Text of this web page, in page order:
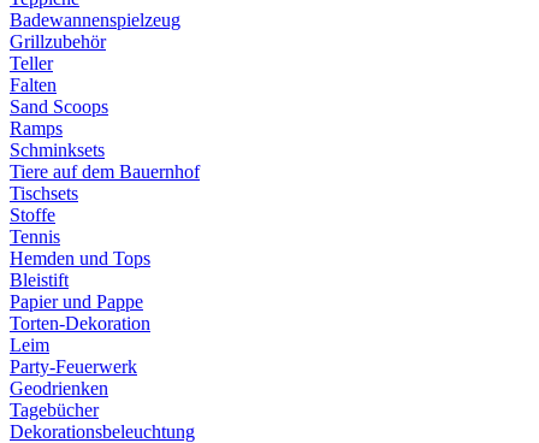
Badewannenspielzeug
Grillzubehör
Teller
Falten
Sand Scoops
Ramps
Schminksets
Tiere auf dem Bauernhof
Tischsets
Stoffe
Tennis
Hemden und Tops
Bleistift
Papier und Pappe
Torten-Dekoration
Leim
Party-Feuerwerk
Geodrienken
Tagebücher
Dekorationsbeleuchtung